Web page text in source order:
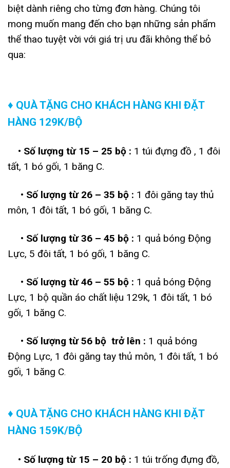
biệt dành riêng cho từng đơn hàng. Chúng tôi
mong muốn mang đến cho bạn những sản phẩm
thể thao tuyệt vời với giá trị ưu đãi không thể bỏ
qua:
♦ QUÀ TẶNG CHO KHÁCH HÀNG KHI ĐẶT
HÀNG 129K/BỘ
• Số lượng từ 15 – 25 bộ : 1 túi đựng đồ , 1 đôi
tất, 1 bó gối, 1 băng C.
• Số lượng từ 26 – 35 bộ : 1 đôi găng tay thủ
môn, 1 đôi tất, 1 bó gối, 1 băng C.
• Số lượng từ 36 – 45 bộ : 1 quả bóng Động
Lực, 5 đôi tất, 1 bó gối, 1 băng C.
• Số lượng từ 46 – 55 bộ : 1 quả bóng Động
Lực, 1 bộ quần áo chất liệu 129k, 1 đôi tất, 1 bó
gối, 1 băng C.
• Số lượng từ 56 bộ trở lên : 1 quả bóng
Động Lực, 1 đôi găng tay thủ môn, 1 đôi tất, 1 bó
gối, 1 băng C.
♦ QUÀ TẶNG CHO KHÁCH HÀNG KHI ĐẶT
HÀNG 159K/BỘ
• Số lượng từ 15 – 20 bộ : 1 túi trống đựng đồ,